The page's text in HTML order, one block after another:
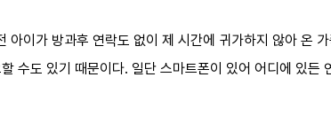
이가 방과후 연락도 없이 제 시간에 귀가하지 않아 온
수도 있기 때문이다. 일단 스마트폰이 있어 어디에 있든